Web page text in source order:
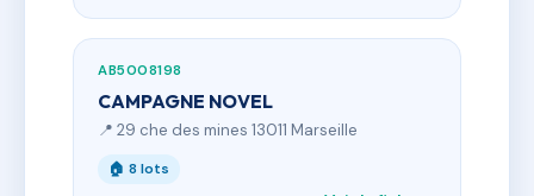
AB5008198
CAMPAGNE NOVEL
📍 29 che des mines 13011 Marseille
🏠 8 lots